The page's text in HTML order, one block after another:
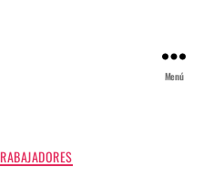
Menú